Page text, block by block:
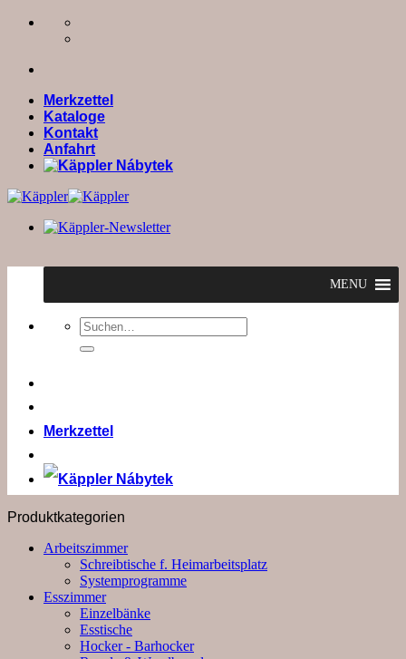
Zum
Merkzettel
Kataloge
Kontakt
Anfahrt
MENU
Suchen
nach:
Merkzettel
Produktkategorien
Arbeitszimmer
Schreibtische f. Heimarbeitsplatz
Systemprogramme
Esszimmer
Einzelbänke
Esstische
Hocker - Barhocker